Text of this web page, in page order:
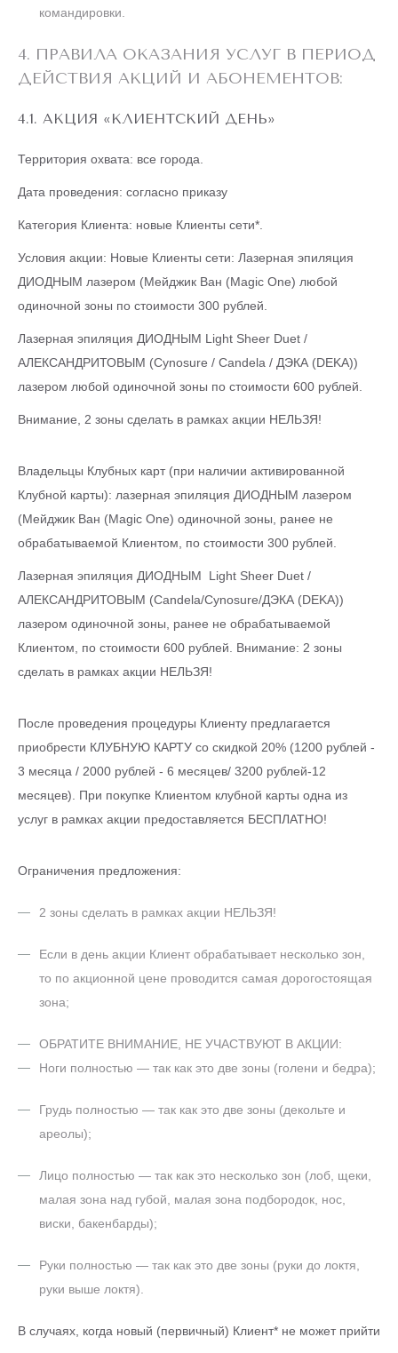
командировки.
4. ПРАВИЛА ОКАЗАНИЯ УСЛУГ В ПЕРИОД
ДЕЙСТВИЯ АКЦИЙ И АБОНЕМЕНТОВ:
4.1. АКЦИЯ «КЛИЕНТСКИЙ ДЕНЬ»
Территория охвата: все города.
Дата проведения: согласно приказу
Категория Клиента: новые Клиенты сети*.
Условия акции: Новые Клиенты сети: Лазерная эпиляция
ДИОДНЫМ лазером (Мейджик Ван (Magic One) любой
одиночной зоны по стоимости 300 рублей.
Лазерная эпиляция ДИОДНЫМ Light Sheer Duet /
АЛЕКСАНДРИТОВЫМ (Cynosure / Candela / ДЭКА (DEKA))
лазером любой одиночной зоны по стоимости 600 рублей.
Внимание, 2 зоны сделать в рамках акции НЕЛЬЗЯ!
Владельцы Клубных карт (при наличии активированной
Клубной карты): лазерная эпиляция ДИОДНЫМ лазером
(Мейджик Ван (Magic One) одиночной зоны, ранее не
обрабатываемой Клиентом, по стоимости 300 рублей.
Лазерная эпиляция ДИОДНЫМ Light Sheer Duet /
АЛЕКСАНДРИТОВЫМ (Candela/Cynosure/ДЭКА (DEKA))
лазером одиночной зоны, ранее не обрабатываемой
Клиентом, по стоимости 600 рублей. Внимание: 2 зоны
сделать в рамках акции НЕЛЬЗЯ!
После проведения процедуры Клиенту предлагается
приобрести КЛУБНУЮ КАРТУ со скидкой 20% (1200 рублей -
3 месяца / 2000 рублей - 6 месяцев/ 3200 рублей-12
месяцев). При покупке Клиентом клубной карты одна из
услуг в рамках акции предоставляется БЕСПЛАТНО!
Ограничения предложения:
2 зоны сделать в рамках акции НЕЛЬЗЯ!
Если в день акции Клиент обрабатывает несколько зон,
то по акционной цене проводится самая дорогостоящая
зона;
ОБРАТИТЕ ВНИМАНИЕ, НЕ УЧАСТВУЮТ В АКЦИИ:
Ноги полностью — так как это две зоны (голени и бедра);
Грудь полностью — так как это две зоны (декольте и
ареолы);
Лицо полностью — так как это несколько зон (лоб, щеки,
малая зона над губой, малая зона подбородок, нос,
виски, бакенбарды);
Руки полностью — так как это две зоны (руки до локтя,
руки выше локтя).
В случаях, когда новый (первичный) Клиент* не может прийти